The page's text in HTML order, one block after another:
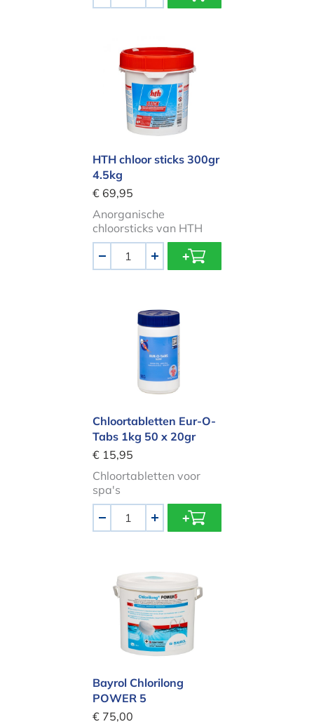
HTH chloor sticks 300gr 4.5kg
HTH chloor sticks 300gr
4.5kg
€ 69,95
Anorganische
chloorsticks van HTH
+
Chloortabletten Eur-O-Tabs 1kg
Chloortabletten Eur-O-
Tabs 1kg 50 x 20gr
€ 15,95
Chloortabletten voor
spa's
+
Bayrol Chlorilong
POWER 5
€ 75,00